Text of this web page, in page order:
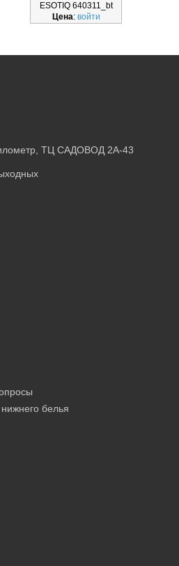
ESOTIQ 640311_bt
Цена: войти
белья
ТЦ САДОВОД 2А-43